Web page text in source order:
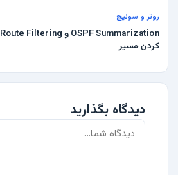
روتر و سوئیچ
کردن مسیر
دیدگاه بگذارید